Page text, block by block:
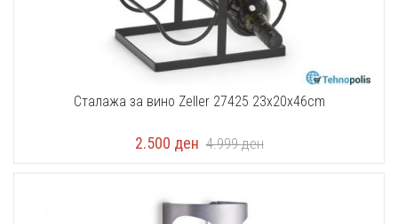
Сталажа за вино Zeller 27425 23x20x46cm
2.500 ден 4.999ден